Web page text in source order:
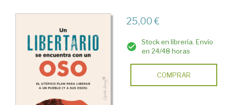
25,00 €
Stock en librería. Envío
en 24/48 horas
COMPRAR